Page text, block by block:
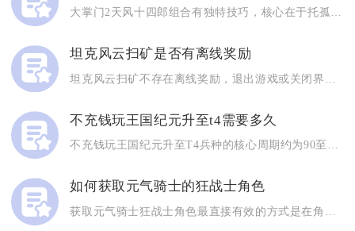
大掌门2天风十四郎组合有独特技巧，核心在于托孤增伤、真气链循...
坦克风云扫矿是否有离线奖励
不充钱玩王国纪元升至t4需要多久
不充钱玩王国纪元升至T4兵种的核心周期约为90至150天，具...
如何获取元气骑士的狂战士角色